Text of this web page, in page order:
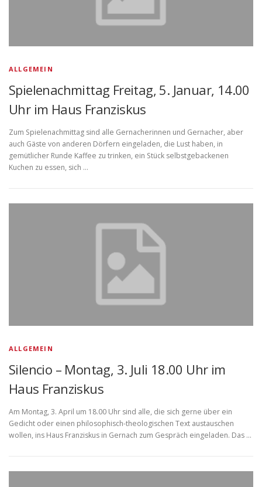
ALLGEMEIN
Spielenachmittag Freitag, 5. Januar, 14.00
Uhr im Haus Franziskus
Zum Spielenachmittag sind alle Gernacherinnen und Gernacher, aber
auch Gäste von anderen Dörfern eingeladen, die Lust haben, in
gemütlicher Runde Kaffee zu trinken, ein Stück selbstgebackenen
Kuchen zu essen, sich …
ALLGEMEIN
Silencio – Montag, 3. Juli 18.00 Uhr im
Haus Franziskus
Am Montag, 3. April um 18.00 Uhr sind alle, die sich gerne über ein
Gedicht oder einen philosophisch-theologischen Text austauschen
wollen, ins Haus Franziskus in Gernach zum Gespräch eingeladen. Das …